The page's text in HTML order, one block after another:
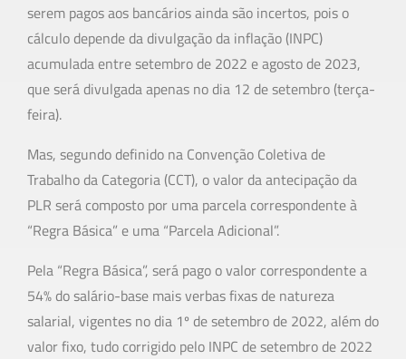
serem pagos aos bancários ainda são incertos, pois o
cálculo depende da divulgação da inflação (INPC)
acumulada entre setembro de 2022 e agosto de 2023,
que será divulgada apenas no dia 12 de setembro (terça-
feira).
Mas, segundo definido na Convenção Coletiva de
Trabalho da Categoria (CCT), o valor da antecipação da
PLR será composto por uma parcela correspondente à
“Regra Básica” e uma “Parcela Adicional”.
Pela “Regra Básica”, será pago o valor correspondente a
54% do salário-base mais verbas fixas de natureza
salarial, vigentes no dia 1º de setembro de 2022, além do
valor fixo, tudo corrigido pelo INPC de setembro de 2022